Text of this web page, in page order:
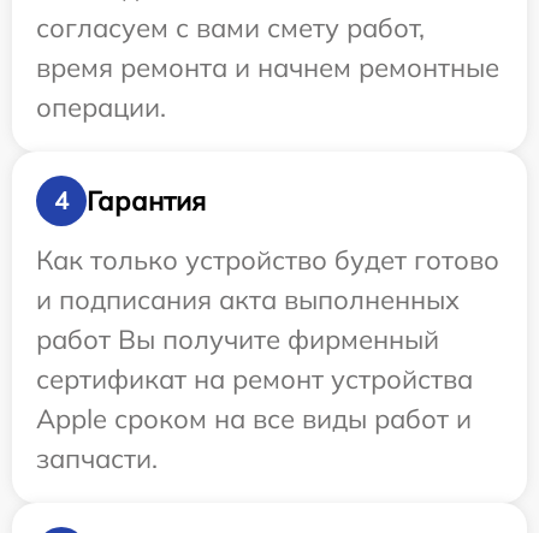
согласуем с вами смету работ,
время ремонта и начнем ремонтные
операции.
4
Гарантия
Как только устройство будет готово
и подписания акта выполненных
работ Вы получите фирменный
сертификат на ремонт устройства
Apple сроком на все виды работ и
запчасти.